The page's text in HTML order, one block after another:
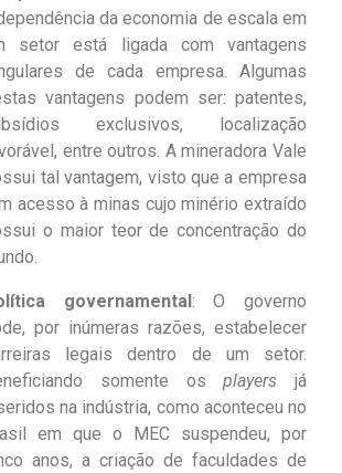
da economia de escala em
setor está ligada com vantagens
de cada empresa. Algumas
vantagens podem ser: patentes,
exclusivos, localização
entre outros. A mineradora Vale
tal vantagem, visto que a empresa
acesso à minas cujo minério extraído
o maior teor de concentração do
governamental : O governo
por inúmeras razões, estabelecer
legais dentro de um setor.
somente osplayers já
na indústria, como aconteceu no
em que o MEC suspendeu, por
anos, a criação de faculdades de